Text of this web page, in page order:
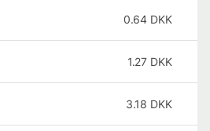
0.64 DKK
1.27 DKK
3.18 DKK